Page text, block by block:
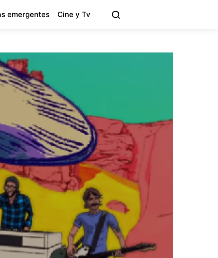
emergentes Cine y Tv